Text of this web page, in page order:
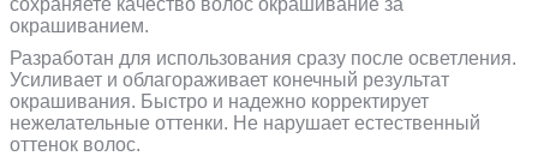
сохраняете качество волос окрашивание за
окрашиванием.
Разработан для использования сразу после осветления.
Усиливает и облагораживает конечный результат
окрашивания. Быстро и надежно корректирует
нежелательные оттенки. Не нарушает естественный
оттенок волос.